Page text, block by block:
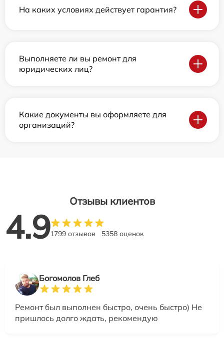
На каких условиях действует гарантия?
Выполняете ли вы ремонт для
юридических лиц?
Какие документы вы оформляете для
организаций?
Отзывы клиентов
4.91799 отзывов 5358 оценок
Богомолов Глеб
Ремонт был выполнен быстро, очень быстро) Не
пришлось долго ждать, рекомендую